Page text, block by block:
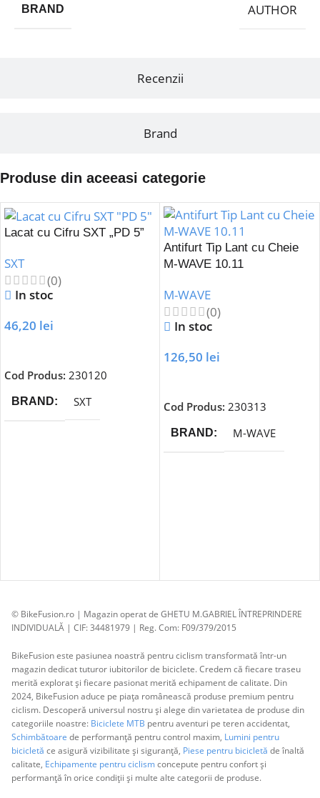
Recenzii
Brand
BRAND AUTHOR
Produse din aceeasi categorie
Lacat cu Cifru SXT „PD 5”
SXT
(0)
In stoc
46,20 lei
Cod Produs: 230120
BRAND SXT
Antifurt Tip Lant cu Cheie
M-WAVE 10.11
M-WAVE
(0)
In stoc
126,50 lei
Cod Produs: 230313
BRAND M-WAVE
© BikeFusion.ro | Magazin operat de GHETU M.GABRIEL ÎNTREPRINDERE
INDIVIDUALĂ | CIF: 34481979 | Reg. Com: F09/379/2015
BikeFusion este pasiunea noastră pentru ciclism transformată într-un
magazin dedicat tuturor iubitorilor de biciclete. Credem că fiecare traseu
merită explorat și fiecare pasionat merită echipament de calitate. Din
2024, BikeFusion aduce pe piața românească produse premium pentru
ciclism. Descoperă universul nostru și alege din varietatea de produse din
categoriile noastre: Biciclete MTB pentru aventuri pe teren accidentat,
Schimbătoare de performanță pentru control maxim, Lumini pentru
bicicletă ce asigură vizibilitate și siguranță, Piese pentru bicicletă de înaltă
calitate, Echipamente pentru ciclismconcepute pentru confort și
performanță în orice condiții și multe alte categorii de produse.